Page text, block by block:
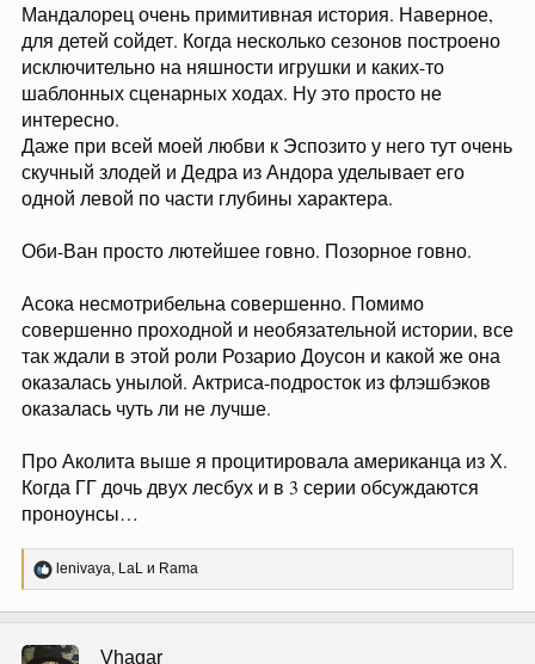
Мандалорец очень примитивная история. Наверное,
для детей сойдет. Когда несколько сезонов построено
исключительно на няшности игрушки и каких-то
шаблонных сценарных ходах. Ну это просто не
интересно.
Даже при всей моей любви к Эспозито у него тут очень
скучный злодей и Дедра из Андора уделывает его
одной левой по части глубины характера.
Оби-Ван просто лютейшее говно. Позорное говно.
Асока несмотрибельна совершенно. Помимо
совершенно проходной и необязательной истории, все
так ждали в этой роли Розарио Доусон и какой же она
оказалась унылой. Актриса-подросток из флэшбэков
оказалась чуть ли не лучше.
Про Аколита выше я процитировала американца из Х.
Когда ГГ дочь двух лесбух и в 3 серии обсуждаются
проноунсы…
Р
е
ц
lenivaya, LaL и Rama
Vhagar